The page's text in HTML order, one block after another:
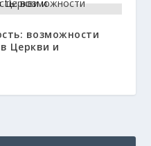
возможности
Церкви и